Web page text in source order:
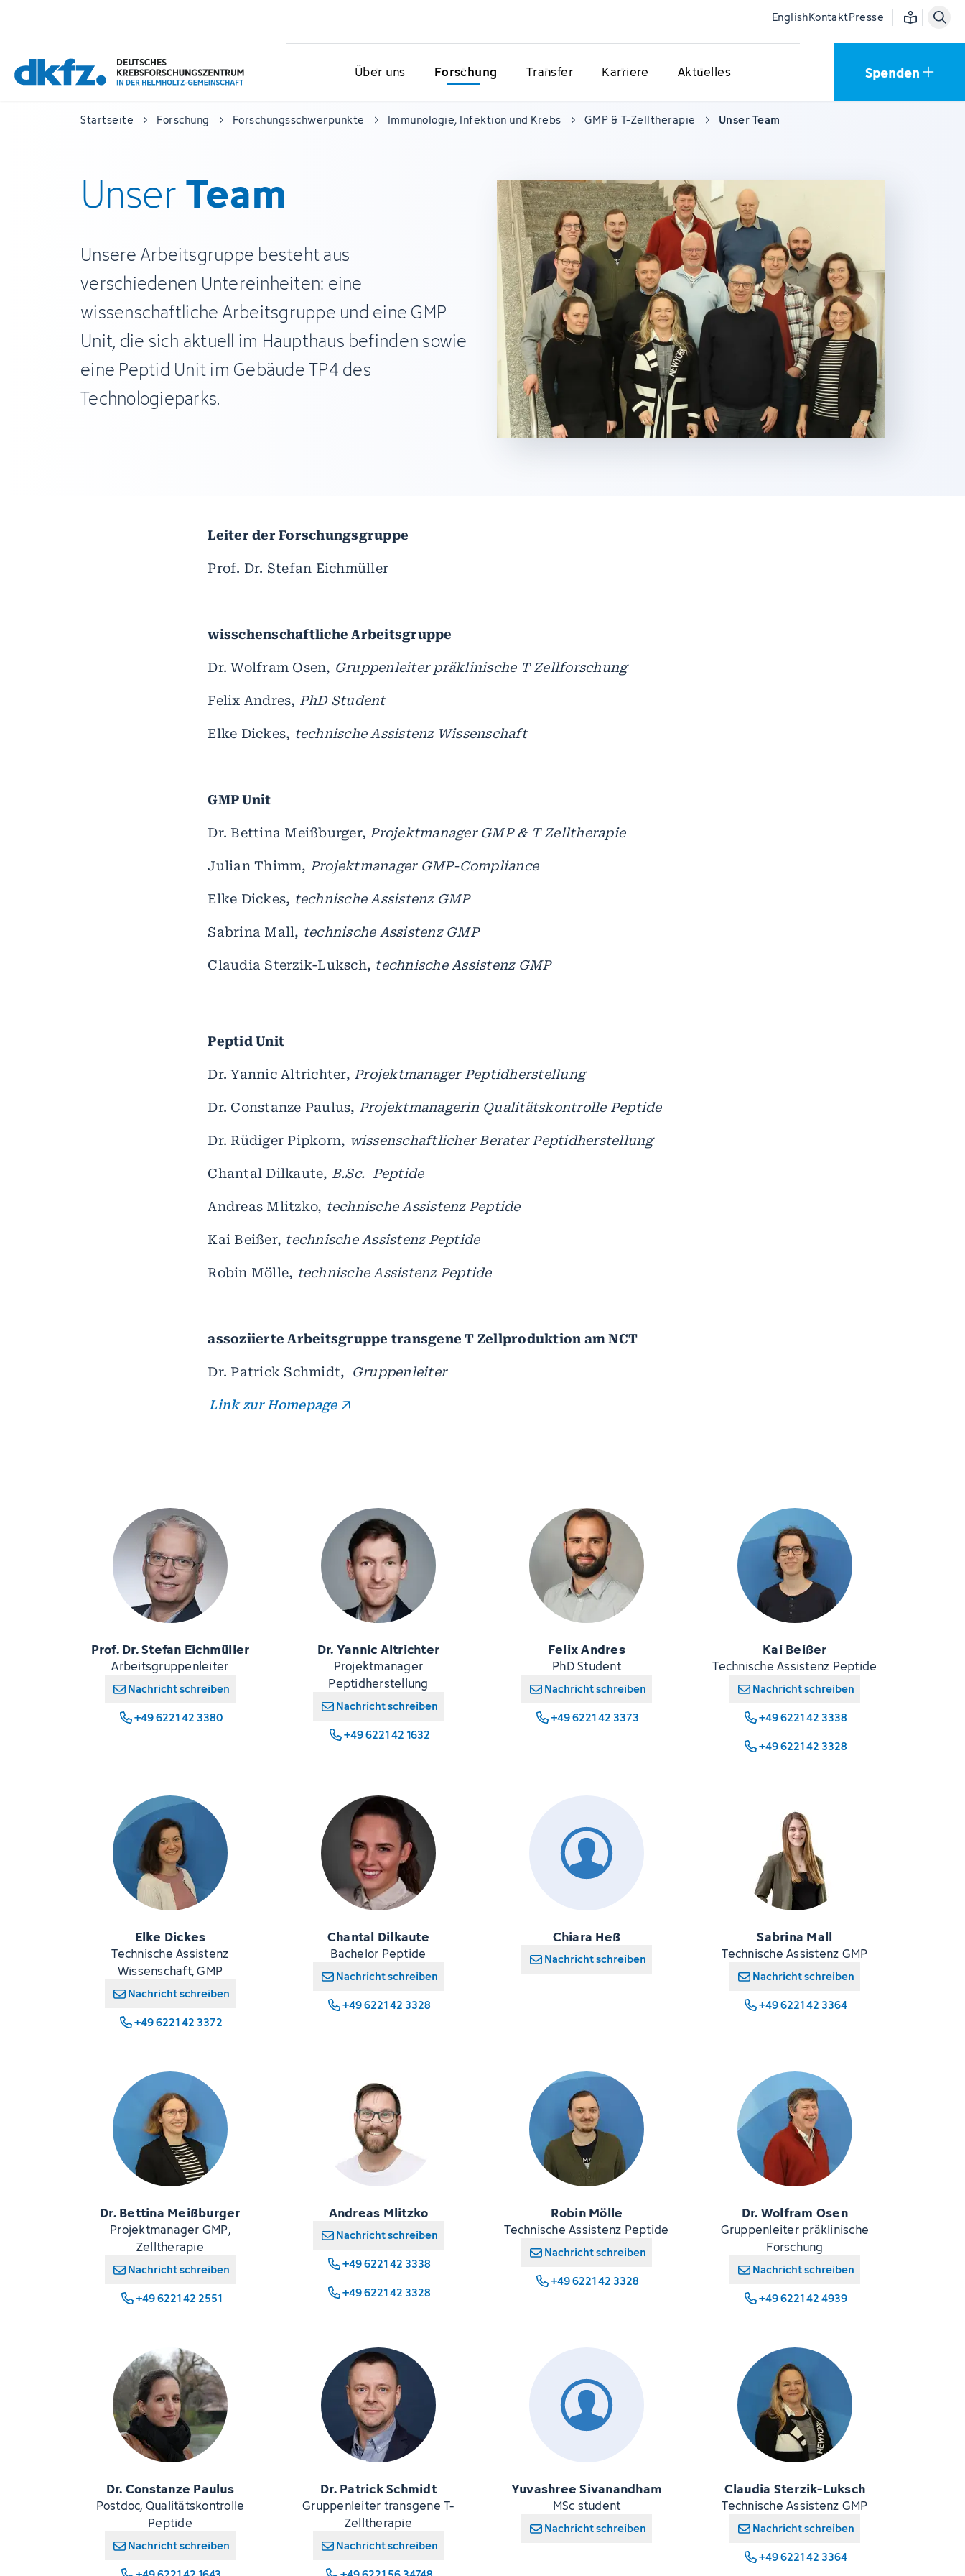
EnglishKontaktPresse Einfache
Über uns Forschung Transfer Karriere Aktuelles Spenden
Startseite Forschung Forschungsschwerpunkte Immunologie, Infektion und Krebs GMP & T-Zelltherapie Unser Team
UnserTeam
Unsere Arbeitsgruppe besteht aus
verschiedenen Untereinheiten: eine
wissenschaftliche Arbeitsgruppe und eine GMP
Unit, die sich aktuell im Haupthaus befinden sowie
eine Peptid Unit im Gebäude TP4 des
Technologieparks.
Leiter der Forschungsgruppe
Prof. Dr. Stefan Eichmüller
wisschenschaftliche Arbeitsgruppe
Dr. Wolfram Osen, Gruppenleiter präklinische T Zellforschung
Felix Andres, PhD Student
Elke Dickes, technische Assistenz Wissenschaft
GMP Unit
Dr. Bettina Meißburger, Projektmanager GMP & T Zelltherapie
Julian Thimm, Projektmanager GMP-Compliance
Elke Dickes, technische Assistenz GMP
Sabrina Mall, technische Assistenz GMP
Claudia Sterzik-Luksch, technische Assistenz GMP
Peptid Unit
Dr. Yannic Altrichter, Projektmanager Peptidherstellung
Dr. Constanze Paulus, Projektmanagerin Qualitätskontrolle Peptide
Dr. Rüdiger Pipkorn, wissenschaftlicher Berater Peptidherstellung
Chantal Dilkaute, B.Sc. Peptide
Andreas Mlitzko, technische Assistenz Peptide
Kai Beißer, technische Assistenz Peptide
Robin Mölle, technische Assistenz Peptide
assoziierte Arbeitsgruppe transgene T Zellproduktion am NCT
Dr. Patrick Schmidt, Gruppenleiter
Link zur Homepage
Prof. Dr. Stefan Eichmüller
Arbeitsgruppenleiter
Nachricht schreiben
+49 6221 42 3380
Dr. Yannic Altrichter
Projektmanager
Peptidherstellung
Nachricht schreiben
+49 6221 42 1632
Felix Andres
PhD Student
Nachricht schreiben
+49 6221 42 3373
Kai Beißer
Technische Assistenz Peptide
Nachricht schreiben
+49 6221 42 3338
+49 6221 42 3328
Elke Dickes
Technische Assistenz
Wissenschaft, GMP
Nachricht schreiben
+49 6221 42 3372
Chantal Dilkaute
Bachelor Peptide
Nachricht schreiben
+49 6221 42 3328
Chiara Heß
Nachricht schreiben
Sabrina Mall
Technische Assistenz GMP
Nachricht schreiben
+49 6221 42 3364
Dr. Bettina Meißburger
Projektmanager GMP,
Zelltherapie
Nachricht schreiben
+49 6221 42 2551
Andreas Mlitzko
Nachricht schreiben
+49 6221 42 3338
+49 6221 42 3328
Robin Mölle
Technische Assistenz Peptide
Nachricht schreiben
+49 6221 42 3328
Dr. Wolfram Osen
Gruppenleiter präklinische
Forschung
Nachricht schreiben
+49 6221 42 4939
Dr. Constanze Paulus
Postdoc, Qualitätskontrolle
Peptide
Nachricht schreiben
Dr. Patrick Schmidt
Gruppenleiter transgene T-
Zelltherapie
Nachricht schreiben
Yuvashree Sivanandham
MSc student
Nachricht schreiben
Claudia Sterzik-Luksch
Technische Assistenz GMP
Nachricht schreiben
+49 6221 42 3364